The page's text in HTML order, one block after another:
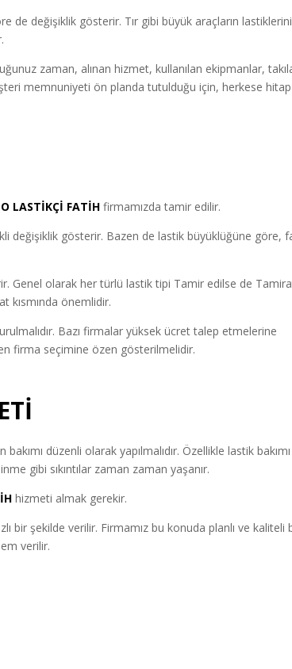
de değişiklik gösterir. Tır gibi büyük araçların
zaman, alınan hizmet, kullanılan ekipmanlar,
memnuniyeti ön planda tutulduğu için, herkese hitap
LASTİKÇİ FATİH firmamızda tamir edilir.
değişiklik gösterir. Bazen de lastik büyüklüğüne göre,
Genel olarak her türlü lastik tipi Tamir edilse de
kısmında önemlidir.
Bazı firmalar yüksek ücret talep etmelerine
firma seçimine özen gösterilmelidir.
düzenli olarak yapılmalıdır. Özellikle lastik
gibi sıkıntılar zaman zaman yaşanır.
hizmeti almak gerekir.
bir şekilde verilir. Firmamız bu konuda planlı ve kaliteli
verilir.